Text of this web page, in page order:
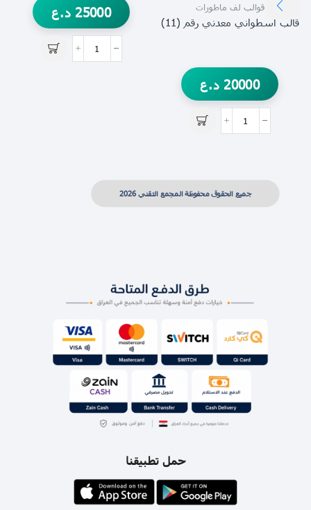
قوالب لف ماطورات
قالب اسطواني معدني رقم (11)
20000 د.ع
25000 د.ع
جميع الحقوق محفوظة المجمع التقني 2026
حمل تطبيقنا